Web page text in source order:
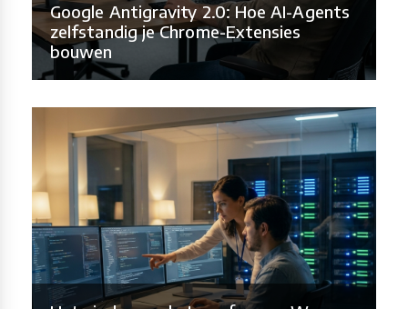
Google Antigravity 2.0: Hoe AI-Agents
zelfstandig je Chrome-Extensies
bouwen